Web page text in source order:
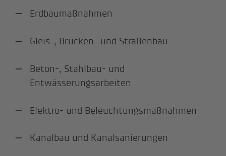
Erdbaumaßnahmen
Gleis-, Brücken- und Straßenbau
Beton-, Stahlbau- und
Entwässerungsarbeiten
Elektro- und Beleuchtungsmaßnahmen
Kanalbau und Kanalsanierungen